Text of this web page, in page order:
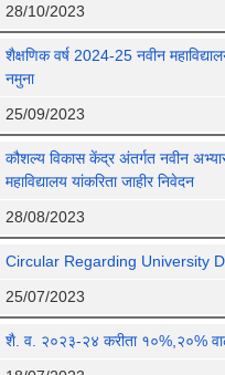
28/10/2023
शैक्षणिक वर्ष 2024-25 नवीन
नमुना
25/09/2023
कौशल्य विकास केंद्र अंतर्गत नवीन
महाविद्यालय यांकरिता जाहीर निवेदन
28/08/2023
Circular Regarding University
25/07/2023
शै. व. २०२३-२४ करीता १०%,२०%